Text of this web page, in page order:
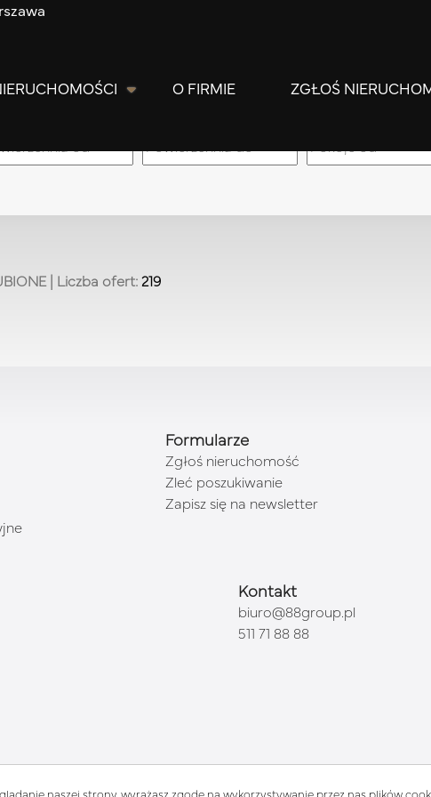
O FIRMIE ZGŁOŚ
| Liczba ofert: 219
Formularze
Zgłoś nieruchomość
Zleć poszukiwanie
Zapisz się na newsletter
Kontakt
biuro@88group.pl
511 71 88 88
© 2026 Wszystkie prawa zastrzeżone | Program dla biur nieruchomości -